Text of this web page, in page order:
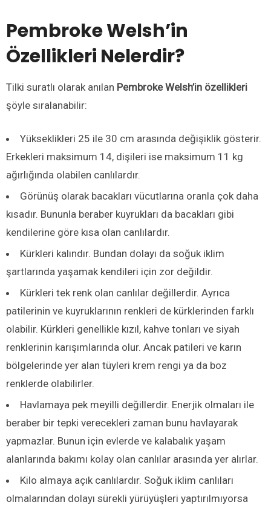
Pembroke Welsh’in
Özellikleri Nelerdir?
Tilki suratlı olarak anılan Pembroke Welsh’in özellikleri
şöyle sıralanabilir:
Yükseklikleri 25 ile 30 cm arasında değişiklik gösterir.
Erkekleri maksimum 14, dişileri ise maksimum 11 kg
ağırlığında olabilen canlılardır.
Görünüş olarak bacakları vücutlarına oranla çok daha
kısadır. Bununla beraber kuyrukları da bacakları gibi
kendilerine göre kısa olan canlılardır.
Kürkleri kalındır. Bundan dolayı da soğuk iklim
şartlarında yaşamak kendileri için zor değildir.
Kürkleri tek renk olan canlılar değillerdir. Ayrıca
patilerinin ve kuyruklarının renkleri de kürklerinden farklı
olabilir. Kürkleri genellikle kızıl, kahve tonları ve siyah
renklerinin karışımlarında olur. Ancak patileri ve karın
bölgelerinde yer alan tüyleri krem rengi ya da boz
renklerde olabilirler.
Havlamaya pek meyilli değillerdir. Enerjik olmaları ile
beraber bir tepki verecekleri zaman bunu havlayarak
yapmazlar. Bunun için evlerde ve kalabalık yaşam
alanlarında bakımı kolay olan canlılar arasında yer alırlar.
Kilo almaya açık canlılardır. Soğuk iklim canlıları
olmalarından dolayı sürekli yürüyüşleri yaptırılmıyorsa